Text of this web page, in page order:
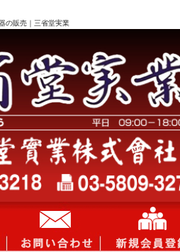
の販売｜三省堂実業